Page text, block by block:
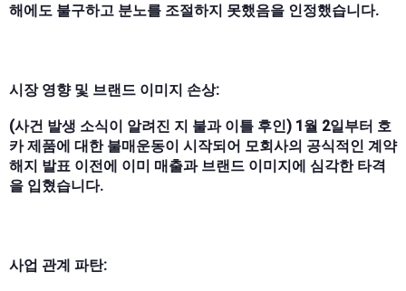
해에도 불구하고 분노를 조절하지 못했음을 인정했습니다.
시장 영향 및 브랜드 이미지 손상:
(사건 발생 소식이 알려진 지 불과 이틀 후인) 1월 2일부터 호
카 제품에 대한 불매운동이 시작되어 모회사의 공식적인 계약
해지 발표 이전에 이미 매출과 브랜드 이미지에 심각한 타격
을 입혔습니다.
사업 관계 파탄: